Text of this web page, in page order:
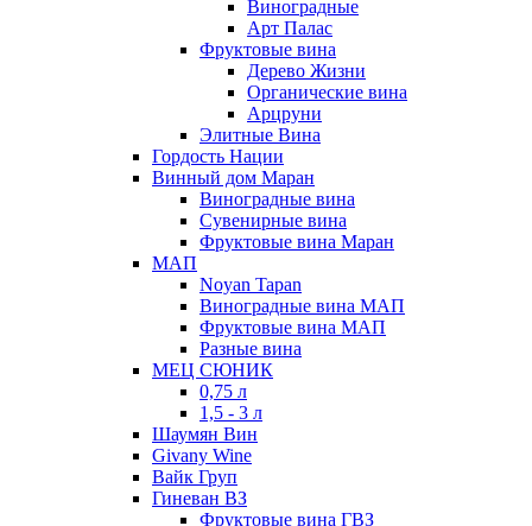
Виноградные
Арт Палас
Фруктовые вина
Дерево Жизни
Органические вина
Арцруни
Элитные Вина
Гордость Нации
Винный дом Маран
Виноградные вина
Сувенирные вина
Фруктовые вина Маран
МАП
Noyan Tapan
Виноградные вина МАП
Фруктовые вина МАП
Разные вина
МЕЦ СЮНИК
0,75 л
1,5 - 3 л
Шаумян Вин
Givany Wine
Вайк Груп
Гиневан ВЗ
Фруктовые вина ГВЗ